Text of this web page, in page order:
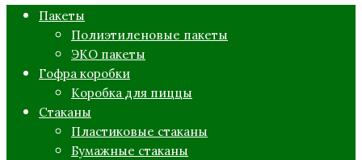
Пакеты
Полиэтиленовые пакеты
ЭКО пакеты
Гофра коробки
Коробка для пиццы
Стаканы
Пластиковые стаканы
Бумажные стаканы